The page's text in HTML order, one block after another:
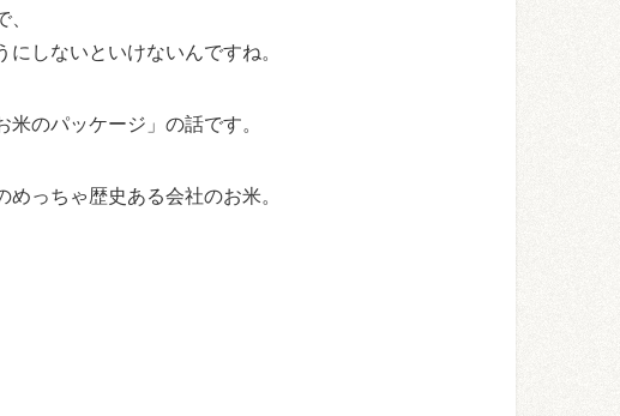
しないといけないんですね。
のパッケージ」の話です。
っちゃ歴史ある会社のお米。